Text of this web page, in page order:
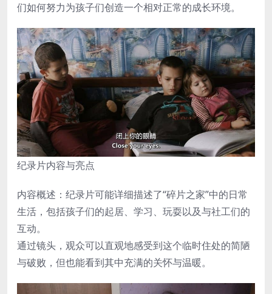
们如何努力为孩子们创造一个相对正常的成长环境。
纪录片内容与亮点
内容概述：纪录片可能详细描述了“碎片之家”中的日常
生活，包括孩子们的起居、学习、玩耍以及与社工们的
互动。
通过镜头，观众可以直观地感受到这个临时住处的简陋
与破败，但也能看到其中充满的关怀与温暖。